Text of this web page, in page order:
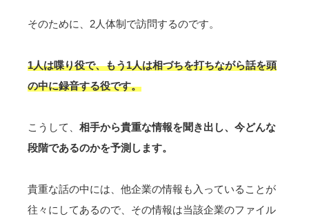
そのために、2人体制で訪問するのです。
1人は喋り役で、もう1人は相づちを打ちながら話を頭
の中に録音する役です。
こうして、 相手から貴重な情報を聞き出し、今どんな
段階であるのかを予測します。
貴重な話の中には、他企業の情報も入っていることが
往々にしてあるので、その情報は当該企業のファイル